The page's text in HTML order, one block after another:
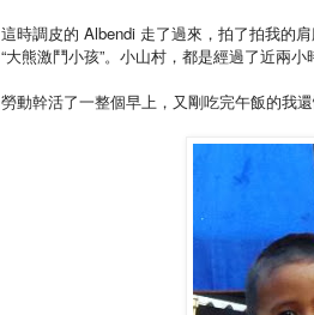
這時調皮的 Albendi 走了過來，拍了拍我的
“大熊激鬥小孩”。小山村，都是經過了近兩
勞動幹活了一整個早上，又剛吃完午飯的我